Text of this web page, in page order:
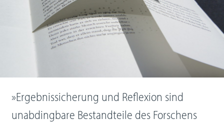
»Ergebnissicherung und Reflexion sind
unabdingbare Bestandteile des Forschens